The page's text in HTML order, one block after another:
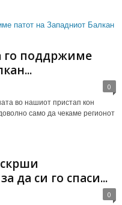
го поддржиме
0
во нашиот пристап кон
само да чекаме регионот
да си го спаси...
0